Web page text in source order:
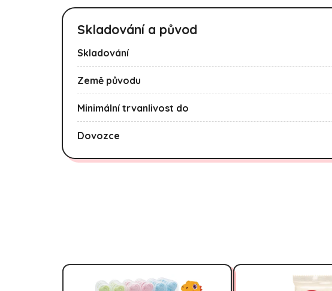
Skladování a původ
Skladování
Země původu
Minimální trvanlivost do
Dovozce